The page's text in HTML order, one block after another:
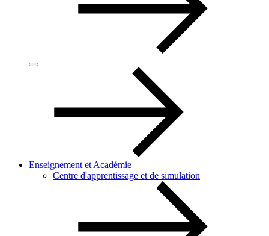
Enseignement et Académie
Centre d'apprentissage et de simulation